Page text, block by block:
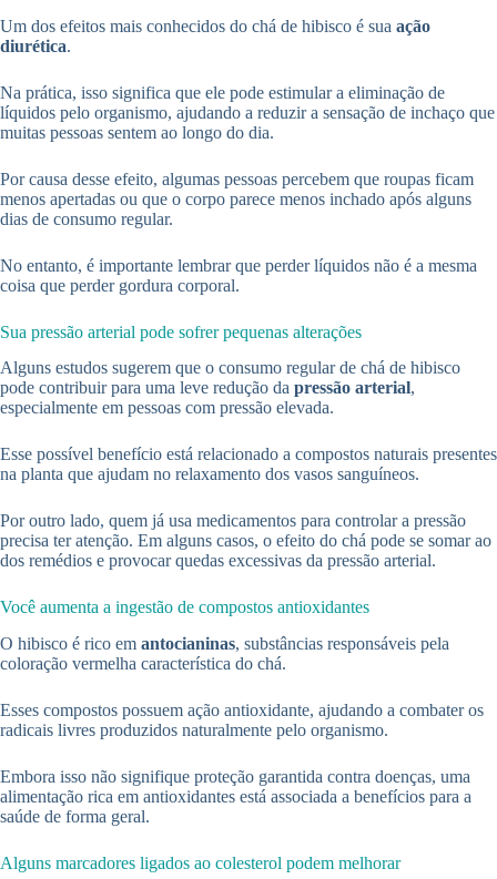
Um dos efeitos mais conhecidos do chá de hibisco é sua ação
diurética.
Na prática, isso significa que ele pode estimular a eliminação de
líquidos pelo organismo, ajudando a reduzir a sensação de inchaço que
muitas pessoas sentem ao longo do dia.
Por causa desse efeito, algumas pessoas percebem que roupas ficam
menos apertadas ou que o corpo parece menos inchado após alguns
dias de consumo regular.
No entanto, é importante lembrar que perder líquidos não é a mesma
coisa que perder gordura corporal.
Sua pressão arterial pode sofrer pequenas alterações
Alguns estudos sugerem que o consumo regular de chá de hibisco
pode contribuir para uma leve redução da pressão arterial,
especialmente em pessoas com pressão elevada.
Esse possível benefício está relacionado a compostos naturais presentes
na planta que ajudam no relaxamento dos vasos sanguíneos.
Por outro lado, quem já usa medicamentos para controlar a pressão
precisa ter atenção. Em alguns casos, o efeito do chá pode se somar ao
dos remédios e provocar quedas excessivas da pressão arterial.
Você aumenta a ingestão de compostos antioxidantes
O hibisco é rico em antocianinas, substâncias responsáveis pela
coloração vermelha característica do chá.
Esses compostos possuem ação antioxidante, ajudando a combater os
radicais livres produzidos naturalmente pelo organismo.
Embora isso não signifique proteção garantida contra doenças, uma
alimentação rica em antioxidantes está associada a benefícios para a
saúde de forma geral.
Alguns marcadores ligados ao colesterol podem melhorar